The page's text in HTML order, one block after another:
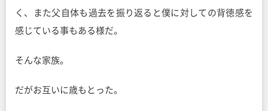
く、また父自体も過去を振り返ると僕に対しての背徳感を
感じている事もある様だ。
そんな家族。
だがお互いに歳もとった。